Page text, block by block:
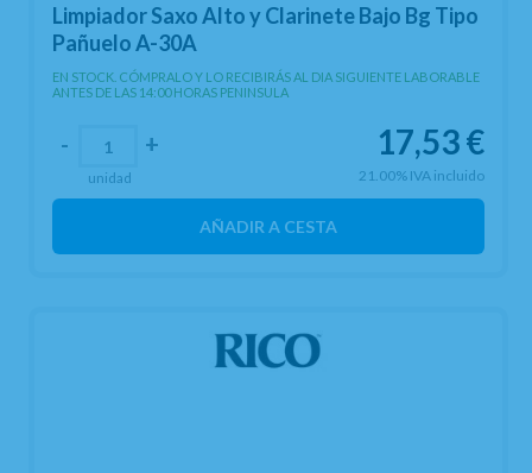
Limpiador Saxo Alto y Clarinete Bajo Bg Tipo
Pañuelo A-30A
EN STOCK. CÓMPRALO Y LO RECIBIRÁS AL DIA SIGUIENTE LABORABLE
ANTES DE LAS 14:00 HORAS PENINSULA
17,53€
21.00% IVA incluido
- +
unidad
AÑADIR A CESTA